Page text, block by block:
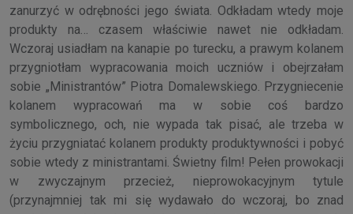
zanurzyć w odrębności jego świata. Odkładam wtedy moje
produkty na… czasem właściwie nawet nie odkładam.
Wczoraj usiadłam na kanapie po turecku, a prawym kolanem
przygniotłam wypracowania moich uczniów i obejrzałam
sobie „Ministrantów” Piotra Domalewskiego. Przygniecenie
kolanem wypracowań ma w sobie coś bardzo
symbolicznego, och, nie wypada tak pisać, ale trzeba w
życiu przygniatać kolanem produkty produktywności i pobyć
sobie wtedy z ministrantami. Świetny film! Pełen prowokacji
w zwyczajnym przecież, nieprowokacyjnym tytule
(przynajmniej tak mi się wydawało do wczoraj, bo znad